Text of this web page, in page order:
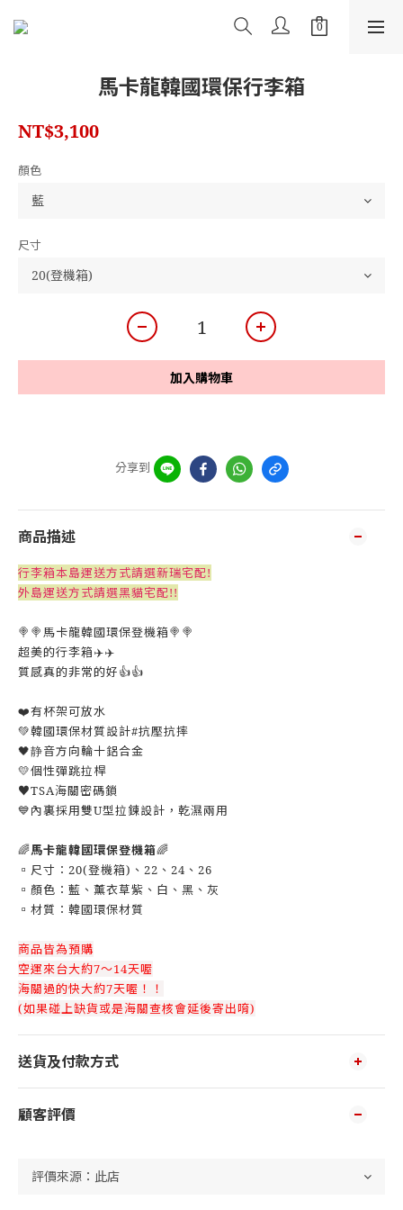
馬卡龍韓國環保行李箱
NT$3,100
顏色
尺寸
加入購物車
分享到
商品描述
行李箱本島運送方式請選新瑞宅配!
外島運送方式請選黑貓宅配!!
🍭🍭馬卡龍韓國環保登機箱🍭🍭
超美的行李箱✈️✈️
質感真的非常的好👍👍
❤️有杯架可放水
💚韓國環保材質設計#抗壓抗摔
🖤静音方向輪十鋁合金
💛個性彈跳拉桿
♥️TSA海關密碼鎖
💙內裏採用雙U型拉鍊設計，乾濕兩用
🌈馬卡龍韓國環保登機箱🌈
▫️尺寸：20(登機箱)、22、24、26
▫️顏色：藍、薰衣草紫、白、黑、灰
▫️材質：韓國環保材質
商品皆為預購
空運來台大約7～14天喔
海關過的快大約7天喔！！
(如果碰上缺貨或是海關查核會延後寄出唷)
送貨及付款方式
顧客評價